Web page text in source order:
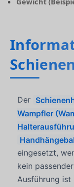
Der
Wampfler
eingesetzt,
kein
Ausführung ist